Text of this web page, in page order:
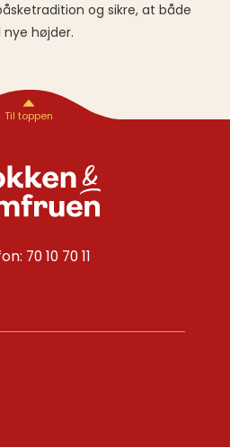
og sikre, at både
højder.
70 10 70 11